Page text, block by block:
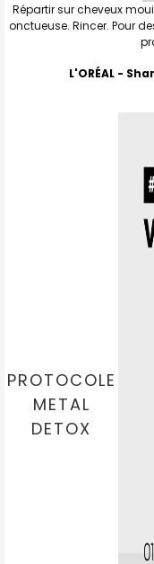
Répartir sur cheveux
onctueuse. Rincer. Pour
L'ORÉAL -
PROTOCOLE
METAL
DETOX